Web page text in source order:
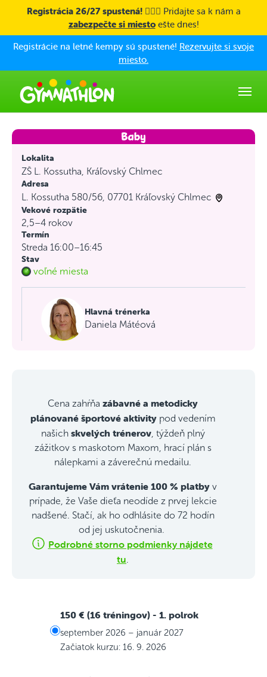
Skip to main content
Registrácia 26/27 spustená! 🤸🏼‍♀️ Pridajte sa k nám a
zabezpečte si miestoešte dnes!
Registrácie na letné kempy sú spustené! Rezervujte si svoje
miesto.
Lokalita
ZŠ L. Kossutha, Kráľovský Chlmec
Adresa
L. Kossutha 580/56, 07701 Kráľovský Chlmec
Vekové rozpätie
2,5–4 rokov
Termín
Streda 16:00–16:45
Stav
voľné miesta
Hlavná trénerka
Daniela Mátéová
Cena zahŕňa zábavné a metodicky
plánované športové aktivitypod vedením
našich skvelých trénerov, týždeň plný
zážitkov s maskotom Maxom, hrací plán s
nálepkami a záverečnú medailu.
Garantujeme Vám vrátenie 100 % platby v
prípade, že Vaše dieťa neodíde z prvej lekcie
nadšené. Stačí, ak ho odhlásite do 72 hodín
od jej uskutočnenia.
Podrobné storno podmienky nájdete
tu.
150 € (16 tréningov) - 1. polrok
september 2026 – január 2027
Začiatok kurzu: 16. 9. 2026